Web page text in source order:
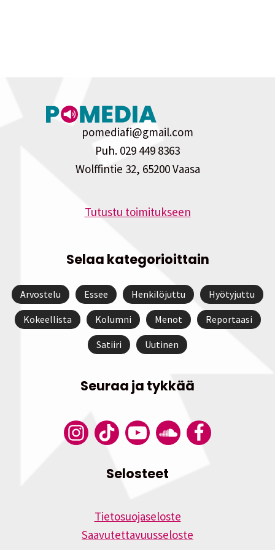
pomediafi@gmail.com
Puh. 029 449 8363
Wolffintie 32, 65200 Vaasa
Tutustu toimitukseen
Selaa kategorioittain
Arvostelu Essee Henkilöjuttu Hyötyjuttu
Kokeellista Kolumni Menot Reportaasi
Satiiri Uutinen
Seuraa ja tykkää
Selosteet
Tietosuojaseloste
Saavutettavuusseloste